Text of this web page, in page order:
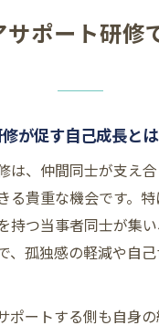
ポート研修
が促す自己成長とは
は、仲間同士が支え
る貴重な機会です。
持つ当事者同士が集
、孤独感の軽減や自
ポートする側も自身